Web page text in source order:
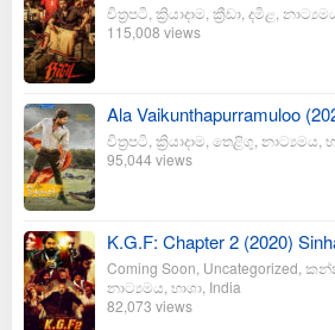
චිත්‍රපටි ක්‍රියාදාම ක්‍රීඩා දමිළ
115,008 views
Ala Vaikunthapurramuloo
චිත්‍රපටි ක්‍රියාදාම තෙළිගු නාට්‍යමය
95,044 views
K.G.F: Chapter 2 (2020)
Coming Soon Uncategorized
නාට්‍යමය භාශා India
82,073 views